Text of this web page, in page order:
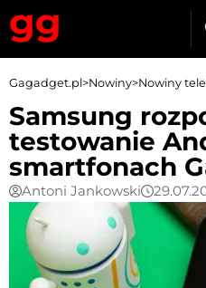
Gagadget.pl>Nowiny>Nowiny
Samsung
testowanie
smartfonach
Antoni Jankowski